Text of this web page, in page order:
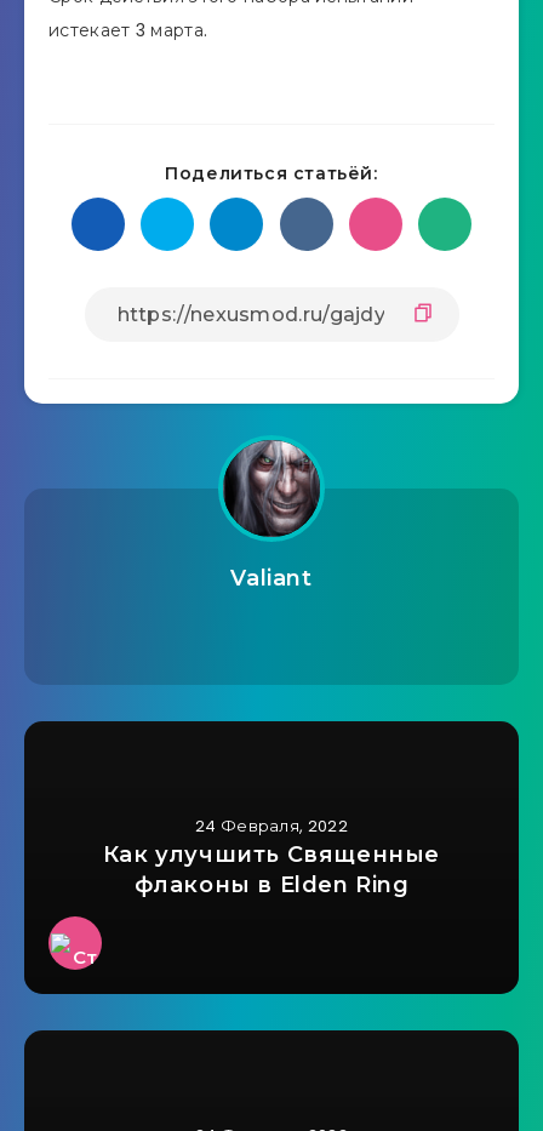
истекает 3 марта.
Поделиться статьёй:
Valiant
24 Февраля, 2022
Как улучшить Священные
флаконы в Elden Ring